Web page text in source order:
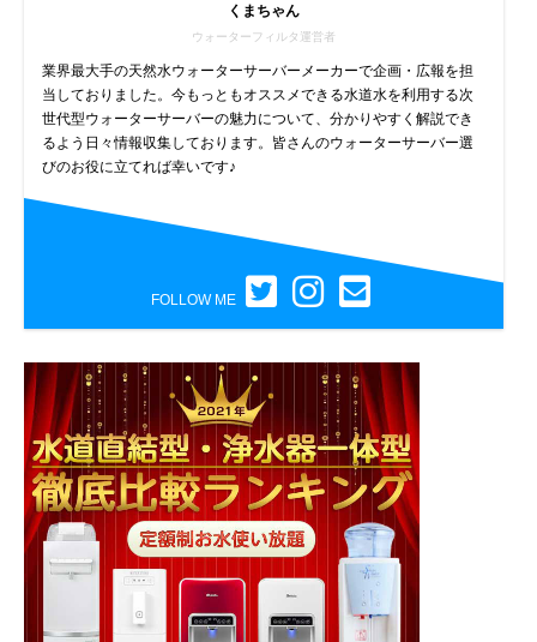
くまちゃん
ウォーターフィルタ運営者
業界最大手の天然水ウォーターサーバーメーカーで企画・広報を担
当しておりました。今もっともオススメできる水道水を利用する次
世代型ウォーターサーバーの魅力について、分かりやすく解説でき
るよう日々情報収集しております。皆さんのウォーターサーバー選
びのお役に立てれば幸いです♪
FOLLOW ME